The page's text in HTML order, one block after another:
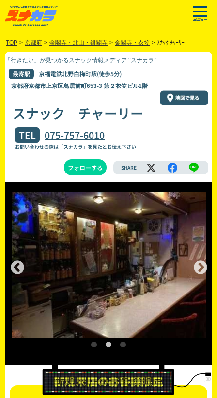
TOP > 京都府 > 金閣寺・北山・銀閣寺 > 金閣寺・衣笠 > ｽﾅｯｸ ﾁｬｰﾘｰ
「行きたい」が見つかるスナック情報メディア “スナカラ”
最寄駅 京福電鉄北野白梅町駅(徒歩5分)
京都府京都市上京区鳥居前町653-3 第２衣笠ビル1階
スナック チャーリー
TEL 075-757-6010
お問い合わせの際は「スナカラ」を見たとお伝え下さい
フォローする SHARE